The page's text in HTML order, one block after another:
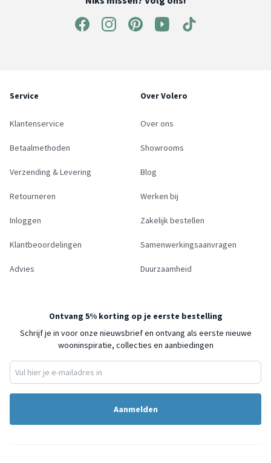
Service
Klantenservice
Betaalmethoden
Verzending & Levering
Retourneren
Inloggen
Klantbeoordelingen
Advies
Over Volero
Over ons
Showrooms
Blog
Werken bij
Zakelijk bestellen
Samenwerkingsaanvragen
Duurzaamheid
Ontvang 5% korting op je eerste bestelling
Schrijf je in voor onze nieuwsbrief en ontvang als eerste nieuwe
wooninspiratie, collecties en aanbiedingen
Aanmelden